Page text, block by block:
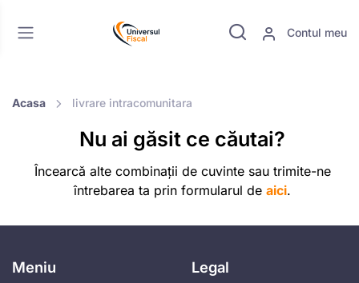
Contul meu
Acasa livrare intracomunitara
Nu ai găsit ce căutai?
Încearcă alte combinații de cuvinte sau trimite-ne
întrebarea ta prin formularul de aici.
Meniu Legal